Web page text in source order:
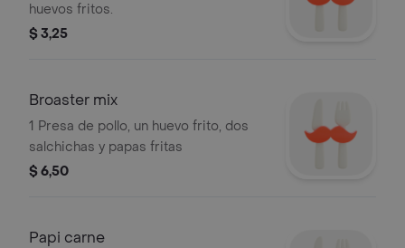
huevos fritos.
$ 3,25
Broaster mix
1 Presa de pollo, un huevo frito, dos
salchichas y papas fritas
$ 6,50
Papi carne